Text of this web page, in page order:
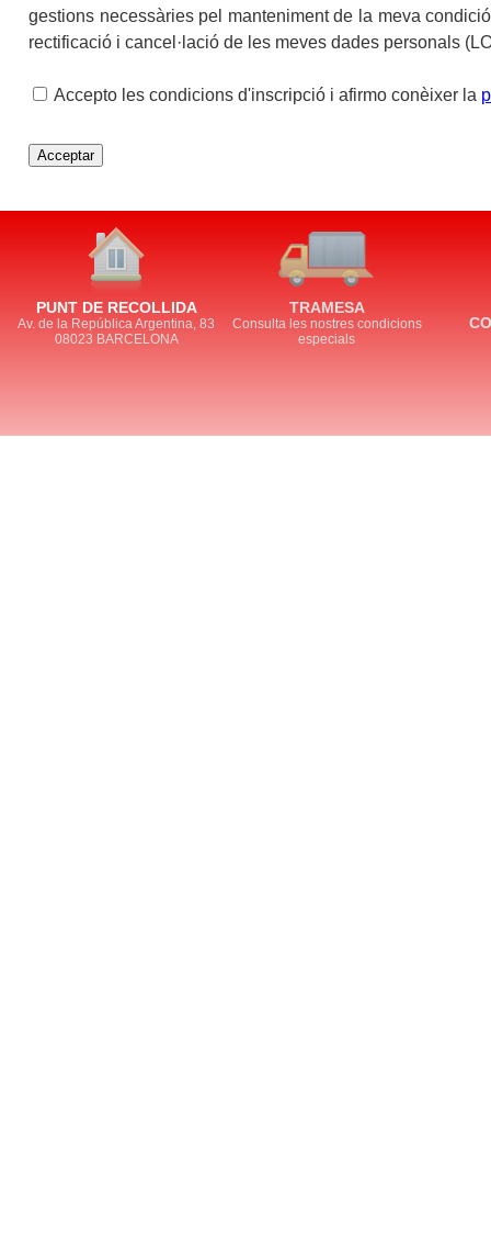
gestions necessàries pel manteniment de la meva
rectificació i cancel·lació de les meves dades personals
Accepto les condicions d'inscripció i afirmo conèixer la
PUNT DE RECOLLIDA
Av. de la República Argentina, 83
08023 BARCELONA
TRAMESA
Consulta les nostres condicions
especials